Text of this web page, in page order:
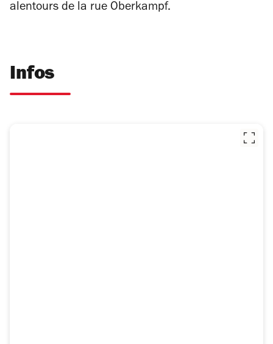
alentours de la rue Oberkampf.
Infos